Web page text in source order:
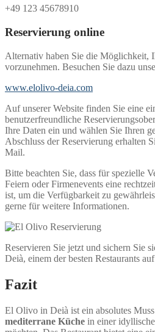
+49 123 45678910
Reservierung online
Alternativ haben Sie die Möglichkeit,
vorzunehmen. Besuchen Sie dazu
www.elolivo-deia.com
Auf unserer Website finden Sie eine
benutzerfreundliche
Ihre Daten ein und wählen Sie Ihren
Abschluss der Reservierung erhalten
Mail.
Bitte beachten Sie, dass für spezielle
Feiern oder Firmenevents eine
ist, um die Verfügbarkeit zu
gerne für weitere Informationen.
Reservieren Sie jetzt und sichern Sie
Deià, einem der besten Restaurants
Fazit
El Olivo in Deià ist ein absolutes
mediterrane Küche in einer